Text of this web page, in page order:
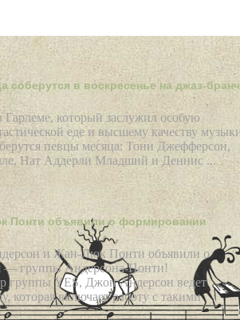
соберутся в воскресенье на джаз-
который заслужил особую
еде и высшему качеству
певцы месяца: Тони Джефферсон,
Нат Аддерли Младший и Деннис ...
Понти объявили о формировании
и Жан-Люк Понти объявили о
— группы Андерсона-Понти!
группы YES, Джон Андерсон ведет
которая включает работу с такими